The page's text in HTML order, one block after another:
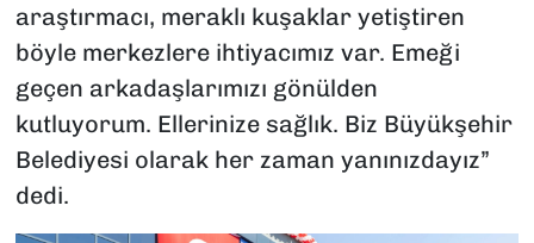
araştırmacı, meraklı kuşaklar yetiştiren
böyle merkezlere ihtiyacımız var. Emeği
geçen arkadaşlarımızı gönülden
kutluyorum. Ellerinize sağlık. Biz Büyükşehir
Belediyesi olarak her zaman yanınızdayız”
dedi.